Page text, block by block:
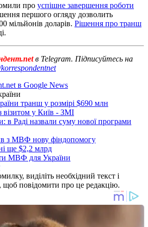
про успішне завершення роботи
першого огляду дозволить
мільйонів доларів. Рішення про транш
в Telegram. Підписуйтесь на
в Google News
транш у розмірі $690 млн
у Київ - ЗМІ
в Раді назвали суму нової програми
з МВФ нову фіндопомогу
ще $2,2 млрд
МВФ для України
виділіть необхідний текст і
щоб повідомити про це редакцію.